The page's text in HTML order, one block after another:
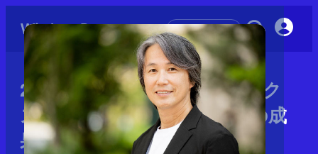
初めての方へ
2-5-19：カスタマーダイナミク
スで捉えるブランディングの成
果